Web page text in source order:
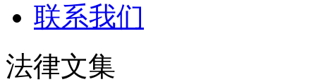
联系我们
法律文集